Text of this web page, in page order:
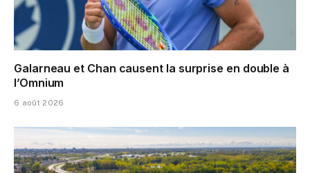
Galarneau et Chan causent la surprise en double à
l’Omnium
6 août 2026